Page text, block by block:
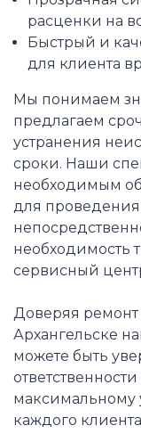
расценки на
Быстрый и
для клиента
Мы понимаем
предлагаем
устранения
сроки. Наши
необходимым
для проведения
необходимость
сервисный
Доверяя
Архангельске
можете быть
максимальному
каждого